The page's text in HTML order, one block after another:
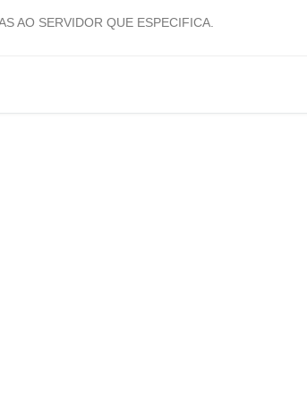
AO SERVIDOR QUE ESPECIFICA.